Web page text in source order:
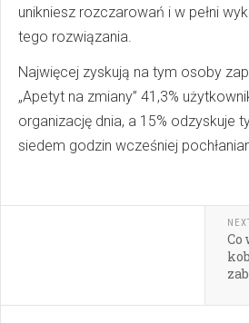
unikniesz rozczarowań i w pełni
tego rozwiązania.
Najwięcej zyskują na tym osoby
„Apetyt na zmiany” 41,3%
organizację dnia, a 15% odzyskuje
siedem godzin wcześniej
Co